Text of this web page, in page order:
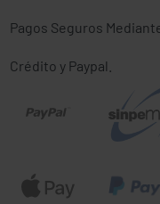
Pagos Seguros
Crédito y Paypal.